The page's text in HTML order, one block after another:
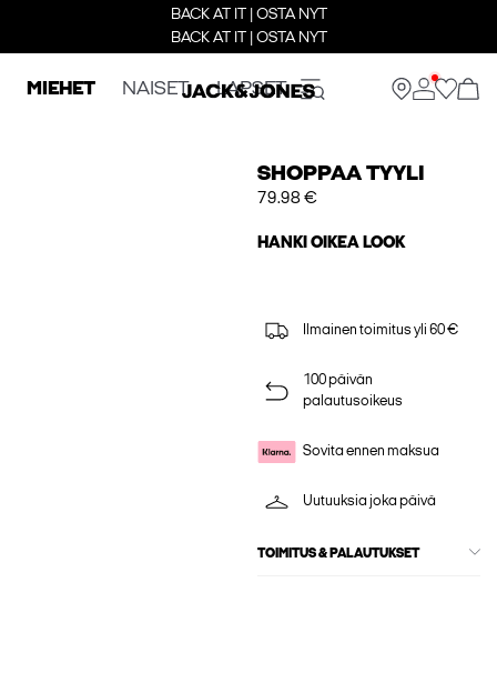
BACK AT IT | OSTA NYT
BACK AT IT | OSTA NYT
MIEHET NAISET LAPSET
SHOPPAA TYYLI
79.98 €
HANKI OIKEA LOOK
Ilmainen toimitus yli 60 €
100 päivän
palautusoikeus
Sovita ennen maksua
Uutuuksia joka päivä
TOIMITUS & PALAUTUKSET